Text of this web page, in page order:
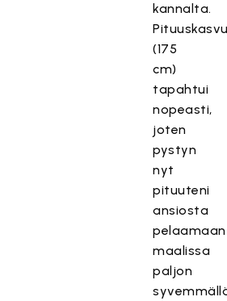
kannalta.
(175
cm)
tapahtui
nopeasti,
joten
pystyn
nyt
pituuteni
ansiosta
pelaamaan
maalissa
paljon